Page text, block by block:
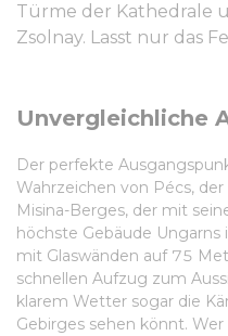
Türme der Kathedrale
Zsolnay. Lasst nur das
Unvergleichliche
Der perfekte
Wahrzeichen von Pécs,
Misina-Berges, der mit
höchste Gebäude Ungarns
mit Glaswänden auf 75
schnellen Aufzug zum
klarem Wetter sogar die
Gebirges sehen könnt.